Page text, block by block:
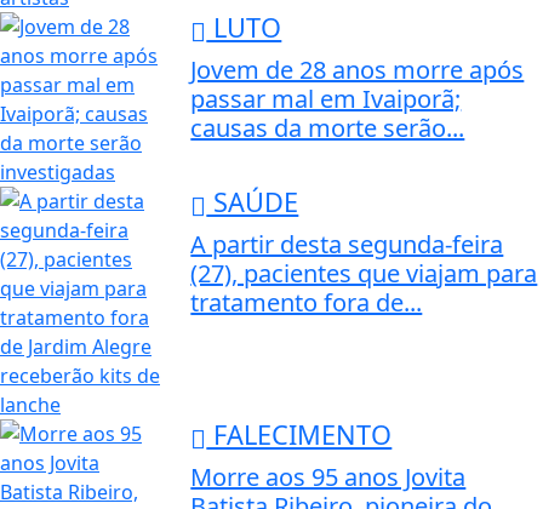
LUTO
Jovem de 28 anos morre após
passar mal em Ivaiporã;
causas da morte serão...
SAÚDE
A partir desta segunda-feira
(27), pacientes que viajam para
tratamento fora de...
FALECIMENTO
Morre aos 95 anos Jovita